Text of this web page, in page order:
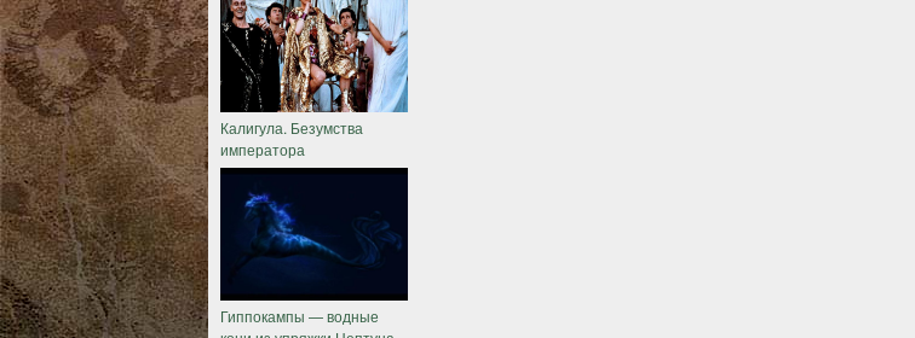
Калигула. Безумства
императора
Гиппокампы — водные